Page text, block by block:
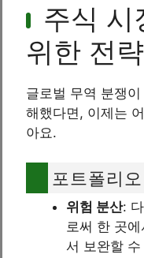
주식 시
위한 전략
글로벌 무역 분쟁
해했다면, 이제는
아요.
포트폴리
위험 분산:
로써 한 곳
서 보완할